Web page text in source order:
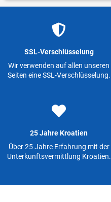
SSL-Verschlüsselung
Wir verwenden auf allen unseren
Seiten eine SSL-Verschlüsselung.
25 Jahre Kroatien
Über 25 Jahre Erfahrung mit der
Unterkunftsvermittlung Kroatien.